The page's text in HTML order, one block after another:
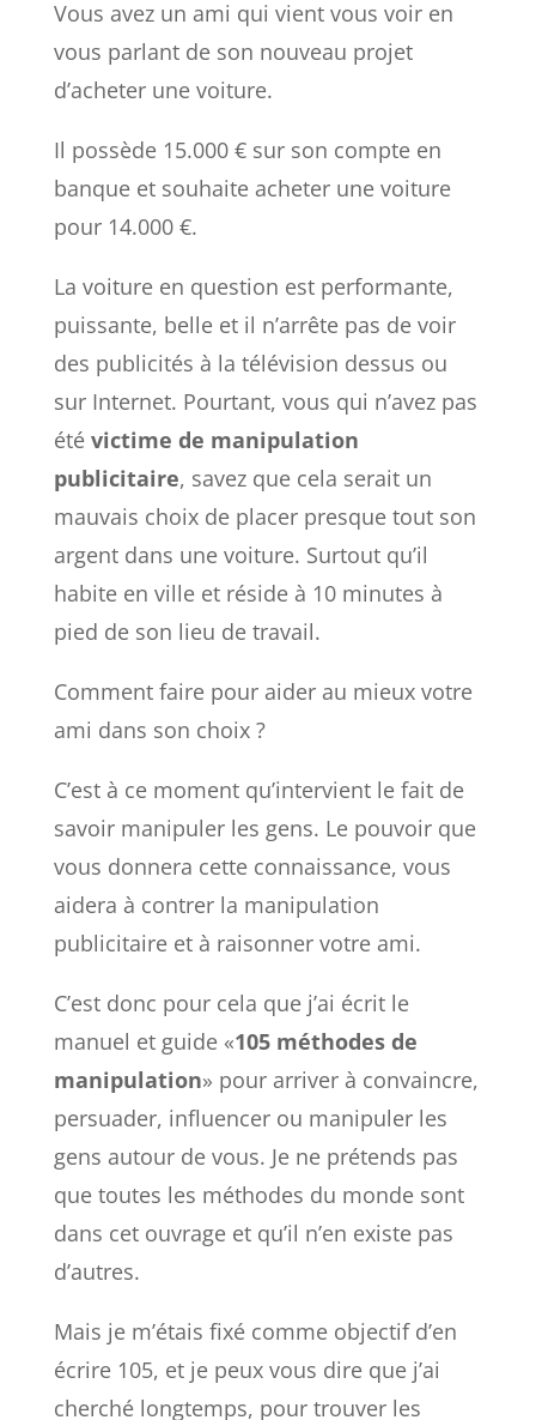
Vous avez un ami qui vient vous voir en
vous parlant de son nouveau projet
d’acheter une voiture.
Il possède 15.000 € sur son compte en
banque et souhaite acheter une voiture
pour 14.000 €.
La voiture en question est performante,
puissante, belle et il n’arrête pas de voir
des publicités à la télévision dessus ou
sur Internet. Pourtant, vous qui n’avez pas
été victime de manipulation
publicitaire, savez que cela serait un
mauvais choix de placer presque tout son
argent dans une voiture. Surtout qu’il
habite en ville et réside à 10 minutes à
pied de son lieu de travail.
Comment faire pour aider au mieux votre
ami dans son choix ?
C’est à ce moment qu’intervient le fait de
savoir manipuler les gens. Le pouvoir que
vous donnera cette connaissance, vous
aidera à contrer la manipulation
publicitaire et à raisonner votre ami.
C’est donc pour cela que j’ai écrit le
manuel et guide «105 méthodes de
manipulation» pour arriver à convaincre,
persuader, influencer ou manipuler les
gens autour de vous. Je ne prétends pas
que toutes les méthodes du monde sont
dans cet ouvrage et qu’il n’en existe pas
d’autres.
Mais je m’étais fixé comme objectif d’en
écrire 105, et je peux vous dire que j’ai
cherché longtemps, pour trouver les